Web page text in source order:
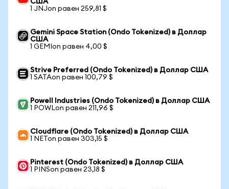
США
1 JNJon равен 259,81 $
Gemini Space Station (Ondo Tokenized) в Доллар
США
1 GEMIon равен 4,00 $
Strive Preferred (Ondo Tokenized) в Доллар США
1 SATAon равен 100,79 $
Powell Industries (Ondo Tokenized) в Доллар США
1 POWLon равен 211,96 $
Cloudflare (Ondo Tokenized) в Доллар США
1 NETon равен 303,15 $
Pinterest (Ondo Tokenized) в Доллар США
1 PINSon равен 23,18 $